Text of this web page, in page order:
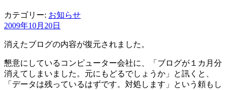
カテゴリー: お知らせ
2009年10月20日
消えたブログの内容が復元されました。
懇意にしているコンピューター会社に、「ブログが１カ月分
消えてしまいました。元にもどるでしょうか」と訊くと、
「データは残っているはずです。対処します」という頼もし